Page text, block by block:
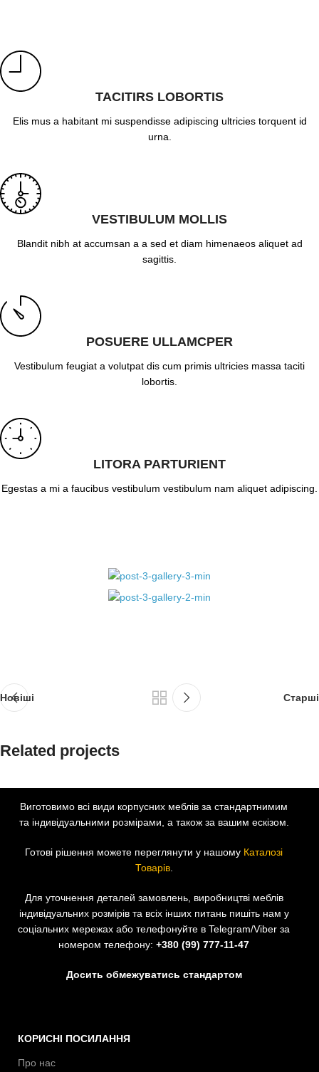
TACITIRS LOBORTIS
Elis mus a habitant mi suspendisse adipiscing ultricies torquent id
urna.
VESTIBULUM MOLLIS
Blandit nibh at accumsan a a sed et diam himenaeos aliquet ad
sagittis.
POSUERE ULLAMCPER
Vestibulum feugiat a volutpat dis cum primis ultricies massa taciti
lobortis.
LITORA PARTURIENT
Egestas a mi a faucibus vestibulum vestibulum nam aliquet adipiscing.
Новіші Старші
Related projects
Kitchen
Suspendisse quam at vestibulum
КОРИСНІ ПОСИЛАННЯ
Про нас
Виготовимо всі види корпусних меблів за стандартнимим
та індивідуальними розмірами, а також за вашим ескізом.
Готові рішення можете переглянути у нашому Каталозі
Товарів.
Для уточнення деталей замовлень, виробництві меблів
індивідуальних розмірів та всіх інших питань пишіть нам у
соціальних мережах або телефонуйте в Telegram/Viber за
номером телефону:+380 (99) 777-11-47
Досить обмежуватись стандартом